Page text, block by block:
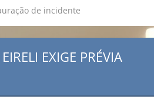
de incidente
EXIGE PRÉVIA